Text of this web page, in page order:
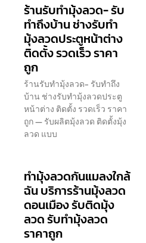
ร้านรับทำมุ้งลวด- รับ
ทำถึงบ้าน ช่างรับทำ
มุ้งลวดประตูหน้าต่าง
ติดตั้ง รวดเร็ว ราคา
ถูก
ร้านรับทำมุ้งลวด- รับทำถึง
บ้าน ช่างรับทำมุ้งลวดประตู
หน้าต่าง ติดตั้ง รวดเร็ว ราคา
ถูก — รับผลิตมุ้งลวด ติดตั้งมุ้ง
ลวด แบบ
ทำมุ้งลวดกันแมลงใกล้
ฉัน บริการร้านมุ้งลวด
ดอนเมือง รับติดมุ้ง
ลวด รับทำมุ้งลวด
ราคาถูก